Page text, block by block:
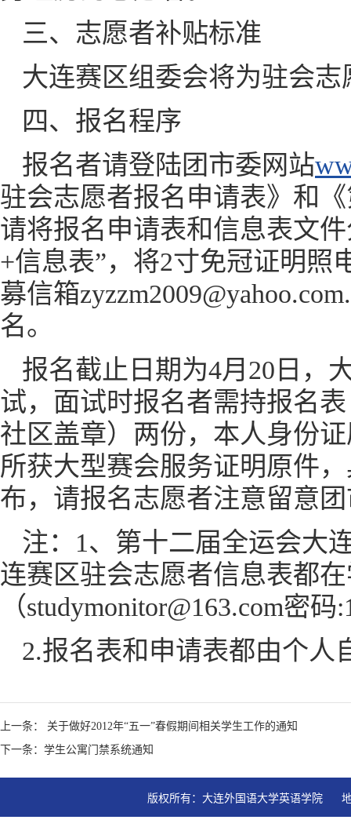
三、志愿者补贴标准
大连赛区组委会将为驻会
四、报名程序
报名者请登陆团市委网站
驻会志愿者报名申请表》和
请将报名申请表和信息表文
+信息表”，将2寸免冠证明照
募信箱
名。
报名截止日期为4月20日，
试，面试时报名者需持报名
社区盖章）两份，本人身份
所获大型赛会服务证明原件
布，请报名志愿者注意留意
注：1、第十二届全运会大
连赛区驻会志愿者信息表都
（studymonitor@163.com密码
2.报名表和申请表都由个人
上一条： 关于做好2012年“五一”春假期间相关学生工作的通知
下一条：学生公寓门禁系统通知
版权所有：大连外国语大学英语学院